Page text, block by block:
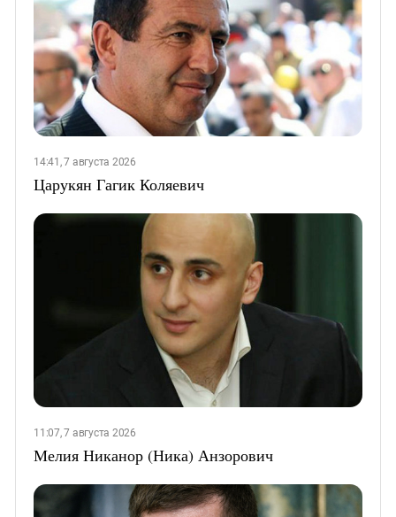
14:41, 7 августа 2026
Царукян Гагик Коляевич
11:07, 7 августа 2026
Мелия Никанор (Ника) Анзорович